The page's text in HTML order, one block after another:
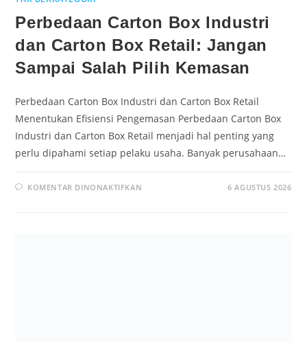
Perbedaan Carton Box Industri
dan Carton Box Retail: Jangan
Sampai Salah Pilih Kemasan
Perbedaan Carton Box Industri dan Carton Box Retail
Menentukan Efisiensi Pengemasan Perbedaan Carton Box
Industri dan Carton Box Retail menjadi hal penting yang
perlu dipahami setiap pelaku usaha. Banyak perusahaan…
KOMENTAR DINONAKTIFKAN 6 AGUSTUS 2026